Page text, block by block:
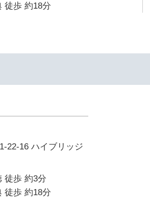
徒歩 約18分
22-16 ハイブリッジ
徒歩 約3分
徒歩 約18分